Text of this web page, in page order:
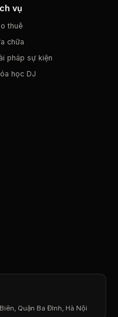
vụ
thuê
chữa
pháp sự kiện
học DJ
Quận Ba Đình, Hà Nội